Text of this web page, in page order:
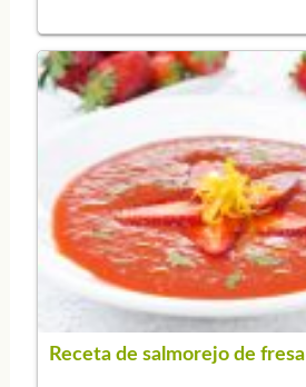
Receta de salmorejo de fresa